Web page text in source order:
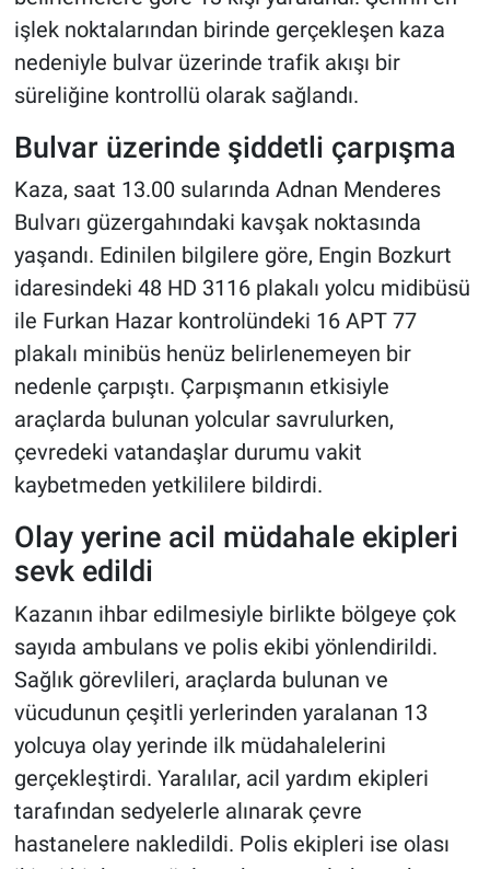
işlek noktalarından birinde gerçekleşen kaza
nedeniyle bulvar üzerinde trafik akışı bir
süreliğine kontrollü olarak sağlandı.
Bulvar üzerinde şiddetli çarpışma
Kaza, saat 13.00 sularında Adnan Menderes
Bulvarı güzergahındaki kavşak noktasında
yaşandı. Edinilen bilgilere göre, Engin Bozkurt
idaresindeki 48 HD 3116 plakalı yolcu midibüsü
ile Furkan Hazar kontrolündeki 16 APT 77
plakalı minibüs henüz belirlenemeyen bir
nedenle çarpıştı. Çarpışmanın etkisiyle
araçlarda bulunan yolcular savrulurken,
çevredeki vatandaşlar durumu vakit
kaybetmeden yetkililere bildirdi.
Olay yerine acil müdahale ekipleri
sevk edildi
Kazanın ihbar edilmesiyle birlikte bölgeye çok
sayıda ambulans ve polis ekibi yönlendirildi.
Sağlık görevlileri, araçlarda bulunan ve
vücudunun çeşitli yerlerinden yaralanan 13
yolcuya olay yerinde ilk müdahalelerini
gerçekleştirdi. Yaralılar, acil yardım ekipleri
tarafından sedyelerle alınarak çevre
hastanelere nakledildi. Polis ekipleri ise olası